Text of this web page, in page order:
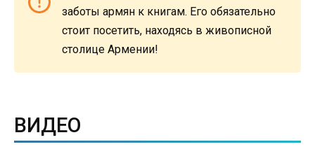
заботы армян к книгам. Его обязательно
стоит посетить, находясь в живописной
столице Армении!
ВИДЕО